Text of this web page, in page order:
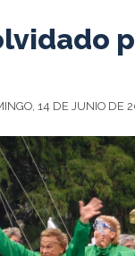
14 DE JUNIO DE